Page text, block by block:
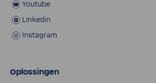
Youtube
Linkedin
Inst­agram
Oplossingen